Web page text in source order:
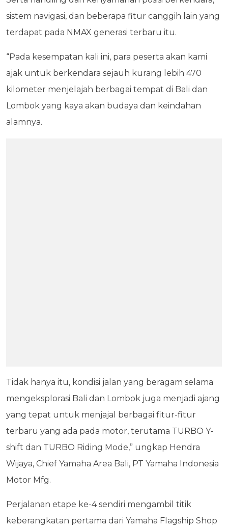
sistem navigasi, dan beberapa fitur canggih lain yang
terdapat pada NMAX generasi terbaru itu.
“Pada kesempatan kali ini, para peserta akan kami
ajak untuk berkendara sejauh kurang lebih 470
kilometer menjelajah berbagai tempat di Bali dan
Lombok yang kaya akan budaya dan keindahan
alamnya.
Tidak hanya itu, kondisi jalan yang beragam selama
mengeksplorasi Bali dan Lombok juga menjadi ajang
yang tepat untuk menjajal berbagai fitur-fitur
terbaru yang ada pada motor, terutama TURBO Y-
shift dan TURBO Riding Mode,” ungkap Hendra
Wijaya, Chief Yamaha Area Bali, PT Yamaha Indonesia
Motor Mfg.
Perjalanan etape ke-4 sendiri mengambil titik
keberangkatan pertama dari Yamaha Flagship Shop